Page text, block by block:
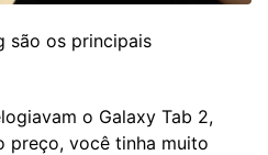
são os principais
o Galaxy Tab 2,
preço, você tinha muito